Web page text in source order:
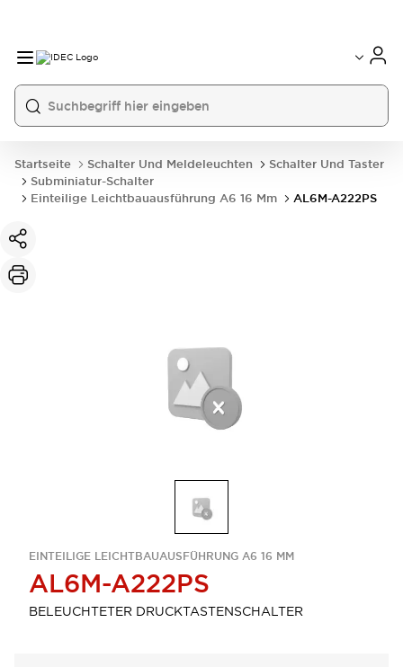
Startseite Schalter Und Meldeleuchten
Schalter Und Taster
Subminiatur-Schalter
Einteilige Leichtbauausführung A6 16 Mm
AL6M-A222PS
EINTEILIGE LEICHTBAUAUSFÜHRUNG A6 16 MM
AL6M-A222PS
BELEUCHTETER DRUCKTASTENSCHALTER